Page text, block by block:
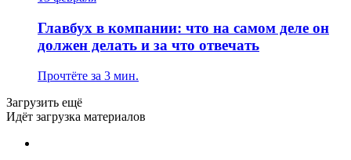
Главбух в компании: что на самом деле он
должен делать и за что отвечать
Прочтёте за 3 мин.
Загрузить ещё
Идёт загрузка материалов